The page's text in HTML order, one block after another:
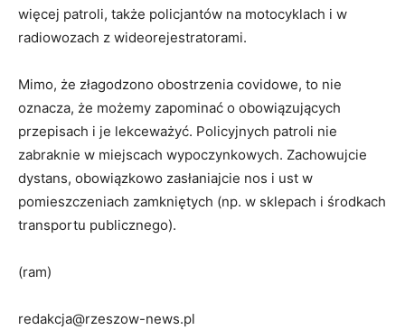
więcej patroli, także policjantów na motocyklach i w
radiowozach z wideorejestratorami.
Mimo, że złagodzono obostrzenia covidowe, to nie
oznacza, że możemy zapominać o obowiązujących
przepisach i je lekceważyć. Policyjnych patroli nie
zabraknie w miejscach wypoczynkowych. Zachowujcie
dystans, obowiązkowo zasłaniajcie nos i ust w
pomieszczeniach zamkniętych (np. w sklepach i środkach
transportu publicznego).
(ram)
redakcja@rzeszow-news.pl